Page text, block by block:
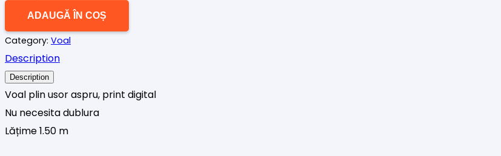
plin
print
digital
2
ADAUGĂ ÎN COȘ
Category: Voal
Description
Description
Voal plin usor aspru, print digital
Nu necesita dublura
Lățime 1.50 m